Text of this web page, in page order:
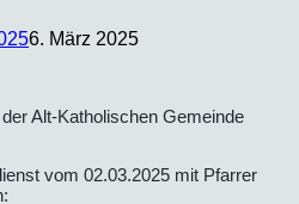
6. März 2025
Alt-Katholischen Gemeinde
vom 02.03.2025 mit Pfarrer